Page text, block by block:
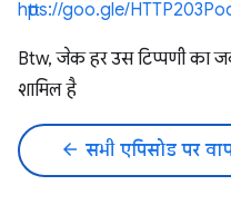
https://goo.gle/
Btw, जेक हर उस टिप्पणी का
शामिल है
arrow_back सभी एपिसोड पर